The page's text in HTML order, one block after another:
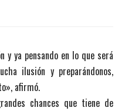
y ya pensando en lo que será
ilusión y preparándonos,
afirmó.
chances que tiene de